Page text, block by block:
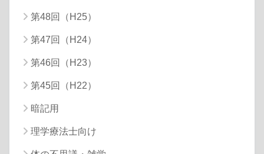
第48回（H25）
第47回（H24）
第46回（H23）
第45回（H22）
暗記用
理学療法士向け